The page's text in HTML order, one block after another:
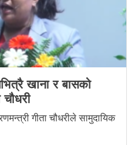
खाना र बासको
गीता चौधरीले सामुदायिक